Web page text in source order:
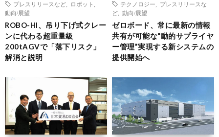
プレスリリースなど
ロボット
動向/展望
ROBO-HI、吊り下げ式クレー
ンに代わる超重量級
200tAGVで「落下リスク」
解消と説明
テクノロジー
プレスリリースな
ど
動向/展望
ゼロボード、常に最新の情報
共有が可能な“動的サプライヤ
ー管理”実現する新システムの
提供開始へ